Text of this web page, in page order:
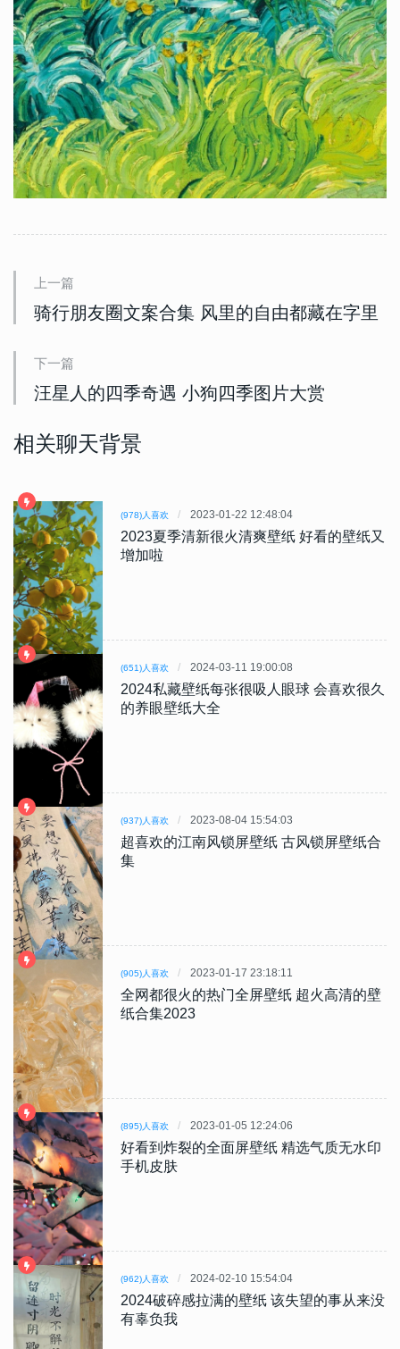
上一篇
骑行朋友圈文案合集 风里的自由都藏在字里
下一篇
汪星人的四季奇遇 小狗四季图片大赏
相关聊天背景
(978)人喜欢 2023-01-22 12:48:04
2023夏季清新很火清爽壁纸 好看的壁纸又
增加啦
(651)人喜欢 2024-03-11 19:00:08
2024私藏壁纸每张很吸人眼球 会喜欢很久
的养眼壁纸大全
(937)人喜欢 2023-08-04 15:54:03
超喜欢的江南风锁屏壁纸 古风锁屏壁纸合
集
(905)人喜欢 2023-01-17 23:18:11
全网都很火的热门全屏壁纸 超火高清的壁
纸合集2023
(895)人喜欢 2023-01-05 12:24:06
好看到炸裂的全面屏壁纸 精选气质无水印
手机皮肤
(962)人喜欢 2024-02-10 15:54:04
2024破碎感拉满的壁纸 该失望的事从来没
有辜负我